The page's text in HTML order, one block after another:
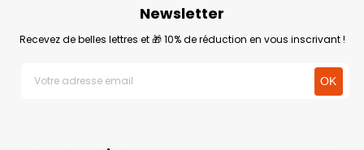
Newsletter
Recevez de belles lettres et 🎁 10% de réduction en vous inscrivant !